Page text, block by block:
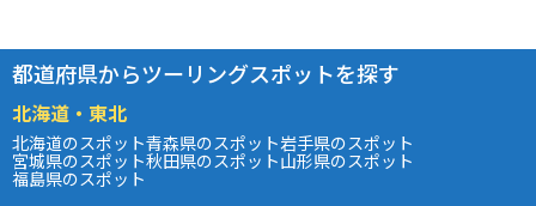
都道府県からツーリングスポットを探す
北海道・東北
北海道のスポット青森県のスポット岩手県のスポット
宮城県のスポット秋田県のスポット山形県のスポット
福島県のスポット